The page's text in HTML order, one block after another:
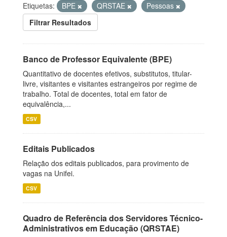
Etiquetas:
BPE QRSTAE
Pessoas
Filtrar Resultados
Banco de Professor Equivalente (BPE)
Quantitativo de docentes efetivos, substitutos, titular-
livre, visitantes e visitantes estrangeiros por regime de
trabalho. Total de docentes, total em fator de
equivalência,...
CSV
Editais Publicados
Relação dos editais publicados, para provimento de
vagas na Unifei.
CSV
Quadro de Referência dos Servidores Técnico-
Administrativos em Educação (QRSTAE)